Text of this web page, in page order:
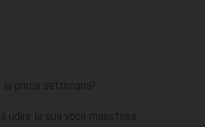
la prima settimana?
udire la sua voce maestosa